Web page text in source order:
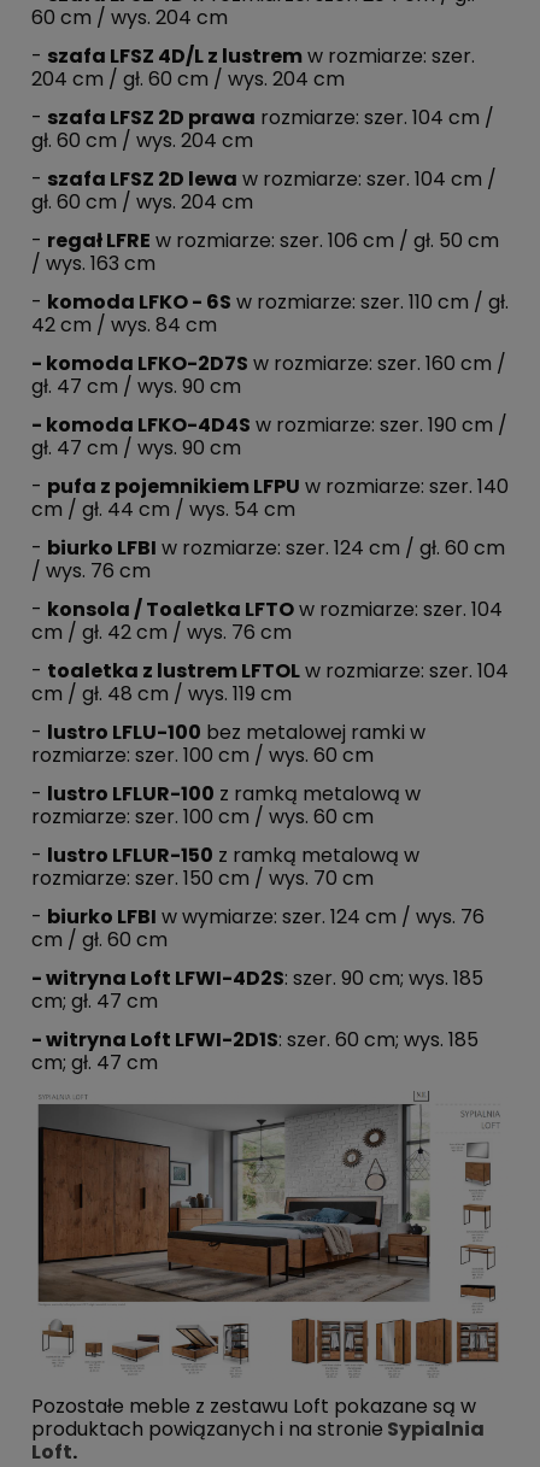
60 cm / wys. 204 cm
- szafa LFSZ 4D/L z lustremw rozmiarze: szer.
204 cm / gł. 60 cm / wys. 204 cm
- szafa LFSZ 2D prawa rozmiarze: szer. 104 cm /
gł. 60 cm / wys. 204 cm
- szafa LFSZ 2D lewa w rozmiarze: szer. 104 cm /
gł. 60 cm / wys. 204 cm
- regał LFRE w rozmiarze: szer. 106 cm / gł. 50 cm
/ wys. 163 cm
- komoda LFKO - 6S w rozmiarze: szer. 110 cm / gł.
42 cm / wys. 84 cm
- komoda LFKO-2D7S w rozmiarze: szer. 160 cm /
gł. 47 cm / wys. 90 cm
- komoda LFKO-4D4S w rozmiarze: szer. 190 cm /
gł. 47 cm / wys. 90 cm
- pufa z pojemnikiem LFPU w rozmiarze: szer. 140
cm / gł. 44 cm / wys. 54 cm
- biurko LFBI w rozmiarze: szer. 124 cm / gł. 60 cm
/ wys. 76 cm
- konsola / Toaletka LFTOw rozmiarze: szer. 104
cm / gł. 42 cm / wys. 76 cm
- toaletka z lustrem LFTOLw rozmiarze: szer. 104
cm / gł. 48 cm / wys. 119 cm
- lustro LFLU-100 bez metalowej ramki w
rozmiarze: szer. 100 cm / wys. 60 cm
- lustro LFLUR-100 z ramką metalową w
rozmiarze: szer. 100 cm / wys. 60 cm
- lustro LFLUR-150 z ramką metalową w
rozmiarze: szer. 150 cm / wys. 70 cm
- biurko LFBI w wymiarze: szer. 124 cm / wys. 76
cm / gł. 60 cm
- witryna Loft LFWI-4D2S: szer. 90 cm; wys. 185
cm; gł. 47 cm
- witryna Loft LFWI-2D1S: szer. 60 cm; wys. 185
cm; gł. 47 cm
Pozostałe meble z zestawu Loft pokazane są w
produktach powiązanych i na stronie Sypialnia
Loft.